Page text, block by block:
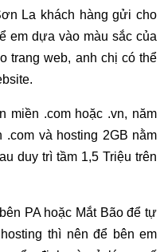
La khách hàng gửi cho
em dựa vào màu sắc của
trang web, anh chị có thể
miền .com hoặc .vn, năm
và hosting 2GB nằm
duy trì tầm 1,5 Triệu trên
PA hoặc Mắt Bão để tự
thì nên để bên em